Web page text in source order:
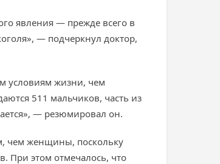
явления — прежде всего в
— подчеркнул доктор,
условиям жизни, чем
511 мальчиков, часть из
— резюмировал он.
чем женщины, поскольку
При этом отмечалось, что